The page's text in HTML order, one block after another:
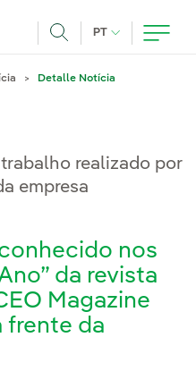
PT IDIOMA ATUAL,
Detalle Notícia
realizado por
empresa
nos
da revista
Magazine
frente da